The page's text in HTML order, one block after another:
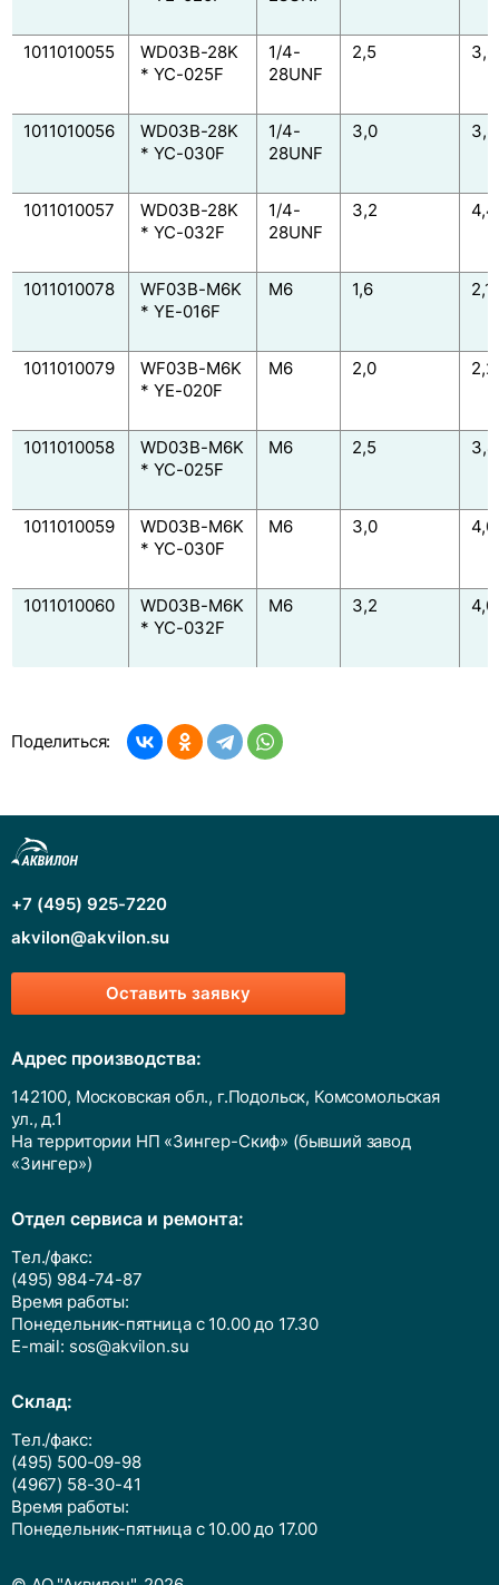
1011010055
WD03B-28K
* YC-025F
1/4-
28UNF
2,5
1011010056
WD03B-28K
* YC-030F
1/4-
28UNF
3,0
1011010057
WD03B-28K
* YC-032F
1/4-
28UNF
3,2
1011010078
WF03B-M6K
* YE-016F
M6 1,6
1011010079
WF03B-M6K
* YE-020F
M6 2,0
1011010058
WD03B-M6K
* YC-025F
M6 2,5
1011010059
WD03B-M6K
* YC-030F
M6 3,0
1011010060
WD03B-M6K
* YC-032F
M6 3,2
Поделиться:
Оставить заявку
+7 (495) 925-7220
akvilon@akvilon.su
Адрес производства:
142100, Московская обл., г.Подольск, Комсомольская
ул., д.1
На территории НП «Зингер-Скиф» (бывший завод
«Зингер»)
Отдел сервиса и ремонта:
Тел./факс:
(495) 984-74-87
Время работы:
Понедельник-пятница с 10.00 до 17.30
E-mail: sos@akvilon.su
Cклад:
Тел./факс:
(495) 500-09-98
(4967) 58-30-41
Время работы:
Понедельник-пятница с 10.00 до 17.00